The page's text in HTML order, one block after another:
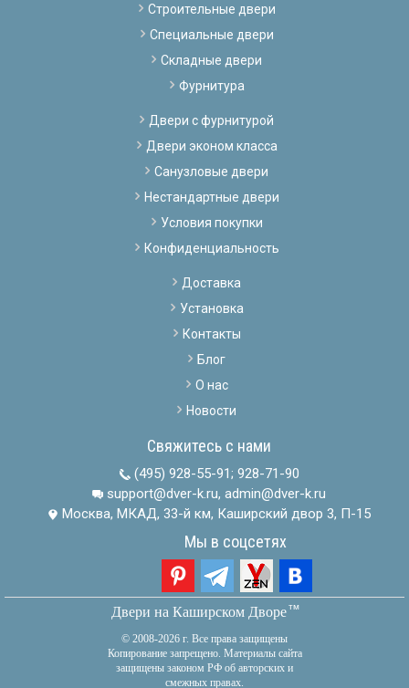
Строительные двери
Специальные двери
Складные двери
Фурнитура
Двери с фурнитурой
Двери эконом класса
Санузловые двери
Нестандартные двери
Условия покупки
Конфиденциальность
Доставка
Установка
Контакты
Блог
О нас
Новости
Свяжитесь с нами
(495) 928-55-91; 928-71-90
support@dver-k.ru, admin@dver-k.ru
Москва, МКАД, 33-й км, Каширский двор 3, П-15
Мы в соцсетях
Двери на Каширском Дворетм
© 2008-2026 г. Все права защищены
Копирование запрещено. Материалы сайта
защищены законом РФ об авторских и
смежных правах.